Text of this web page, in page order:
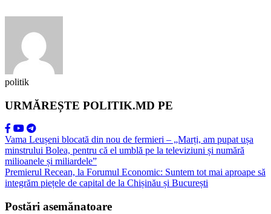
politik
URMĂREȘTE POLITIK.MD PE
Vama Leușeni blocată din nou de fermieri – „Marți, am pupat ușa
minstrului Bolea, pentru că el umblă pe la televiziuni și numără
milioanele și miliardele”
Premierul Recean, la Forumul Economic: Suntem tot mai aproape să
integrăm piețele de capital de la Chișinău și București
Postări asemănatoare